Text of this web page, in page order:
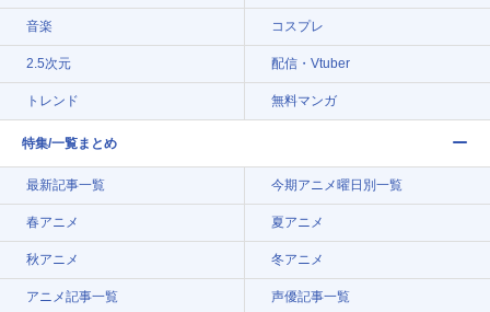
音楽 コスプレ
2.5次元 配信・Vtuber
トレンド 無料マンガ
特集/一覧まとめ
最新記事一覧 今期アニメ曜日別一覧
春アニメ 夏アニメ
秋アニメ 冬アニメ
アニメ記事一覧 声優記事一覧